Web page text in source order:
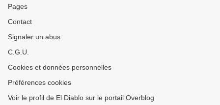
Pages
Contact
Signaler un abus
C.G.U.
Cookies et données personnelles
Préférences cookies
Voir le profil de El Diablo sur le portail Overblog